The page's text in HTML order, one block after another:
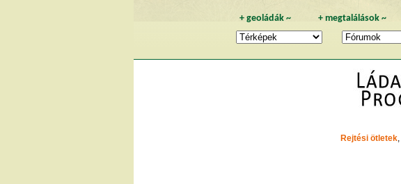
+geoládák ~ + megtalálások~
Rejtési ötletek,